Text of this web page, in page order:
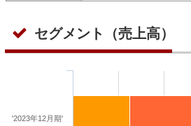
セグメント（売上高）
'2023年12月期'